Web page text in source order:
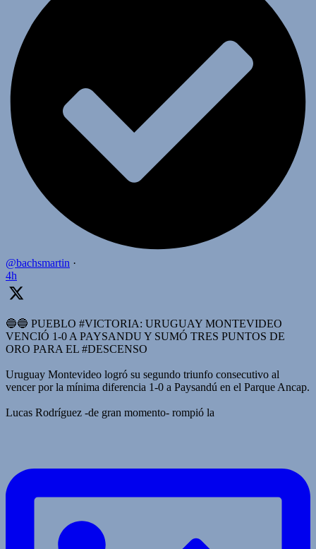
@bachsmartin ·
4h
🔵🔵 PUEBLO #VICTORIA: URUGUAY MONTEVIDEO
VENCIÓ 1-0 A PAYSANDU Y SUMÓ TRES PUNTOS DE
ORO PARA EL #DESCENSO
Uruguay Montevideo logró su segundo triunfo consecutivo al
vencer por la mínima diferencia 1-0 a Paysandú en el Parque Ancap.
Lucas Rodríguez -de gran momento- rompió la